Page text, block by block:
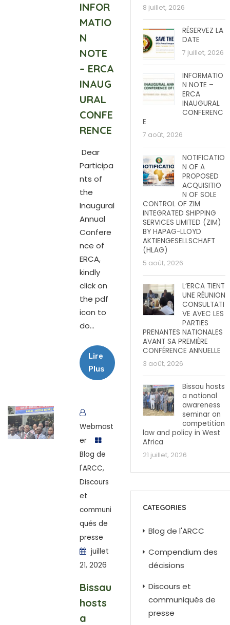
INFOR
MATIO
N
NOTE
– ERCA
INAUG
URAL
CONFE
RENCE
Dear
Participa
nts of
the
Inaugural
Annual
Confere
nce of
ERCA,
kindly
click on
the pdf
icon to
do...
Lire
Plus
Webmast
er
Blog de
l'ARCC,
Discours
et
communi
qués de
presse
juillet
21, 2026
Bissau
hosts
a
8 juillet, 2026
RÉSERVEZ LA
DATE
7 juillet, 2026
INFORMATIO
N NOTE –
ERCA
INAUGURAL
CONFERENC
E
7 août, 2026
NOTIFICATIO
N OF A
PROPOSED
ACQUISITIO
N OF SOLE
CONTROL OF ZIM
INTEGRATED SHIPPING
SERVICES LIMITED (ZIM)
BY HAPAG-LLOYD
AKTIENGESELLSCHAFT
(HLAG)
5 août, 2026
L’ERCA TIENT
UNE RÉUNION
CONSULTATI
VE AVEC LES
PARTIES
PRENANTES NATIONALES
AVANT SA PREMIÈRE
CONFÉRENCE ANNUELLE
3 août, 2026
Bissau hosts
a national
awareness
seminar on
competition
law and policy in West
Africa
21 juillet, 2026
CATEGORIES
Blog de l'ARCC
Compendium des
décisions
Discours et
communiqués de
presse